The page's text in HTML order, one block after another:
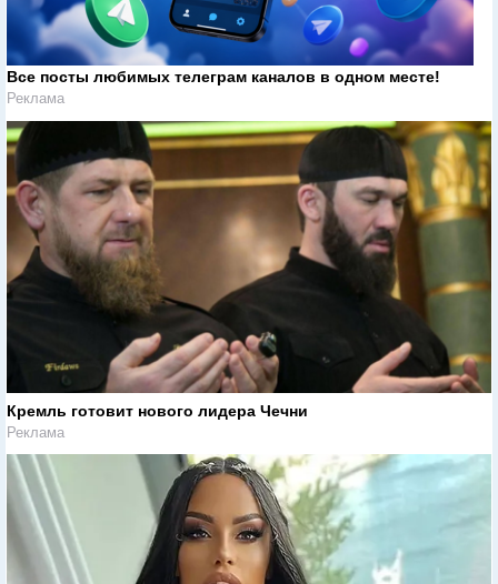
Все посты любимых телеграм каналов в одном месте!
Реклама
Кремль готовит нового лидера Чечни
Реклама